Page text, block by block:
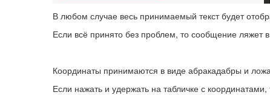
В любом случае весь принимаемый текст будет
Если всё принято без проблем, то сообщение ляжет
Координаты принимаются в виде абракадабры и
Если нажать и удержать на табличке с